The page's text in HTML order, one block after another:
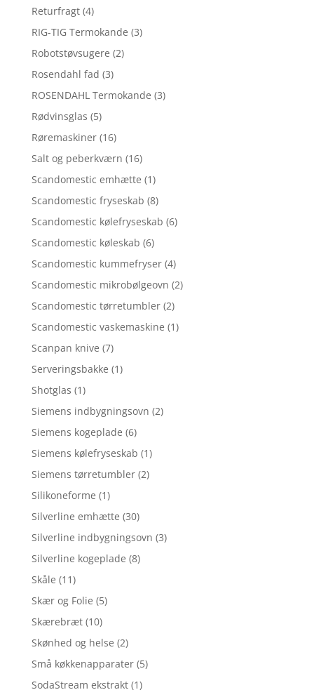
Returfragt (4)
RIG-TIG Termokande (3)
Robotstøvsugere (2)
Rosendahl fad (3)
ROSENDAHL Termokande (3)
Rødvinsglas (5)
Røremaskiner (16)
Salt og peberkværn (16)
Scandomestic emhætte (1)
Scandomestic fryseskab (8)
Scandomestic kølefryseskab (6)
Scandomestic køleskab (6)
Scandomestic kummefryser (4)
Scandomestic mikrobølgeovn (2)
Scandomestic tørretumbler (2)
Scandomestic vaskemaskine (1)
Scanpan knive (7)
Serveringsbakke (1)
Shotglas (1)
Siemens indbygningsovn (2)
Siemens kogeplade (6)
Siemens kølefryseskab (1)
Siemens tørretumbler (2)
Silikoneforme (1)
Silverline emhætte (30)
Silverline indbygningsovn (3)
Silverline kogeplade (8)
Skåle (11)
Skær og Folie (5)
Skærebræt (10)
Skønhed og helse (2)
Små køkkenapparater (5)
SodaStream ekstrakt (1)